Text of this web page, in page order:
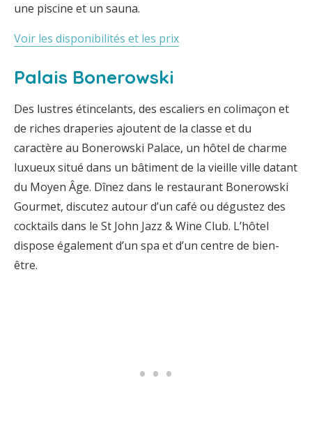
une piscine et un sauna.
Voir les disponibilités et les prix
Palais Bonerowski
Des lustres étincelants, des escaliers en colimaçon et
de riches draperies ajoutent de la classe et du
caractère au Bonerowski Palace, un hôtel de charme
luxueux situé dans un bâtiment de la vieille ville datant
du Moyen Âge. Dînez dans le restaurant Bonerowski
Gourmet, discutez autour d’un café ou dégustez des
cocktails dans le St John Jazz & Wine Club. L’hôtel
dispose également d’un spa et d’un centre de bien-
être.